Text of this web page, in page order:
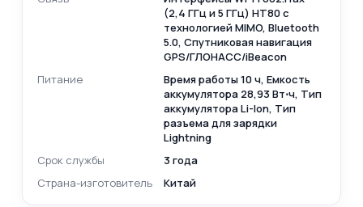
(2,4 ГГц и 5 ГГц) HT80 с
технологией MIMO, Bluetooth
5.0, Спутниковая навигация
GPS/ГЛОНАСС/iBeacon
Питание
Время работы 10 ч, Емкость
аккумулятора 28,93 Вт⋅ч, Тип
аккумулятора Li-Ion, Тип
разъема для зарядки
Lightning
Срок службы
3 года
Страна-изготовитель
Китай